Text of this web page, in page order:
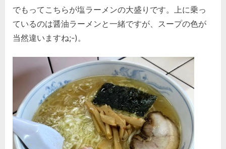
でもってこちらが塩ラーメンの大盛りです。上に乗っ
ているのは醤油ラーメンと一緒ですが、スープの色が
当然違いますね;-)。